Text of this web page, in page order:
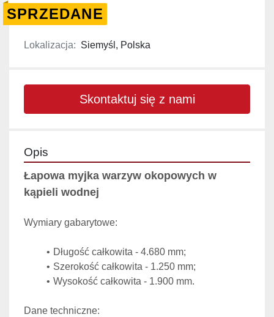
SPRZEDANE
Lokalizacja: Siemyśl, Polska
Skontaktuj się z nami
Opis
Łapowa myjka warzyw okopowych w
kąpieli wodnej
Wymiary gabarytowe:
Długość całkowita - 4.680 mm;
Szerokość całkowita - 1.250 mm;
Wysokość całkowita - 1.900 mm.
Dane techniczne: